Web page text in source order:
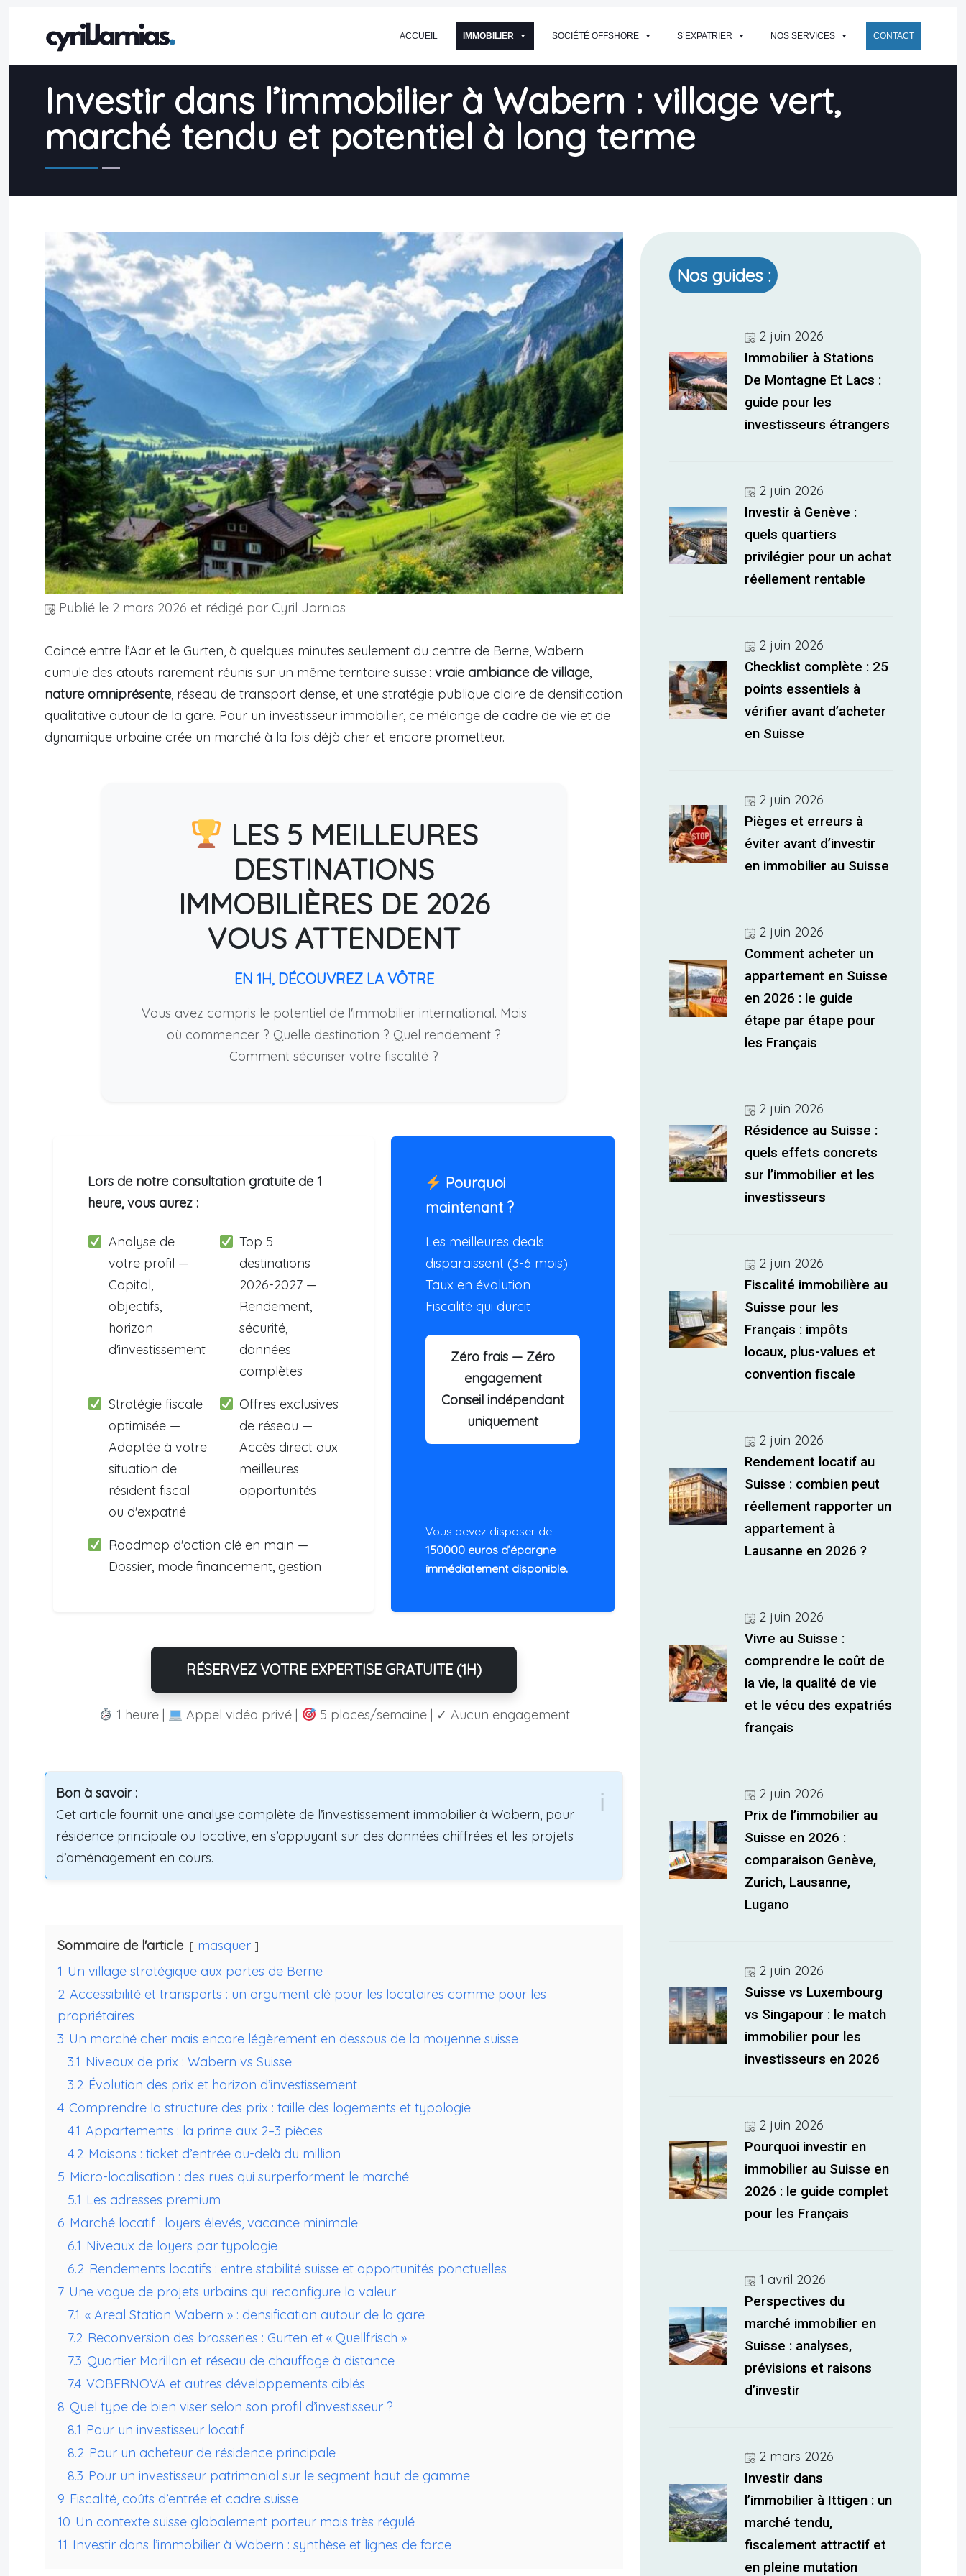
ACCUEIL IMMOBILIER SOCIÉTÉ OFFSHORE S’EXPATRIER NOS SERVICES CONTACT
Investir dans l’immobilier à Wabern : village vert,
marché tendu et potentiel à long terme
Publié le 2 mars 2026 et rédigé par Cyril Jarnias
Coincé entre l’Aar et le Gurten, à quelques minutes seulement du centre de Berne, Wabern
cumule des atouts rarement réunis sur un même territoire suisse : vraie ambiance de village,
nature omniprésente, réseau de transport dense, et une stratégie publique claire de densification
qualitative autour de la gare. Pour un investisseur immobilier, ce mélange de cadre de vie et de
dynamique urbaine crée un marché à la fois déjà cher et encore prometteur.
LES 5 MEILLEURES
DESTINATIONS
IMMOBILIÈRES DE 2026
VOUS ATTENDENT
EN 1H, DÉCOUVREZ LA VÔTRE
Vous avez compris le potentiel de l'immobilier international. Mais
où commencer ? Quelle destination ? Quel rendement ?
Comment sécuriser votre fiscalité ?
Lors de notre consultation gratuite de 1
heure, vous aurez :
Analyse de
votre profil —
Capital,
objectifs,
horizon
d'investissement
Top 5
destinations
2026-2027 —
Rendement,
sécurité,
données
complètes
Stratégie fiscale
optimisée —
Adaptée à votre
situation de
résident fiscal
ou d'expatrié
Offres exclusives
de réseau —
Accès direct aux
meilleures
opportunités
Roadmap d'action clé en main —
Dossier, mode financement, gestion
Pourquoi
maintenant ?
Les meilleures deals
disparaissent (3-6 mois)
Taux en évolution
Fiscalité qui durcit
Zéro frais — Zéro
engagement
Conseil indépendant
uniquement
Vous devez disposer de
150000 euros d’épargne
immédiatement disponible.
RÉSERVEZ VOTRE EXPERTISE GRATUITE (1H)
1 heure | Appel vidéo privé | 5 places/semaine | ✓ Aucun engagement
Bon à savoir :
Cet article fournit une analyse complète de l’investissement immobilier à Wabern, pour
résidence principale ou locative, en s’appuyant sur des données chiffrées et les projets
d’aménagement en cours.
Sommaire de l'article
masquer
1 Un village stratégique aux portes de Berne
2 Accessibilité et transports : un argument clé pour les locataires comme pour les
propriétaires
3 Un marché cher mais encore légèrement en dessous de la moyenne suisse
3.1 Niveaux de prix : Wabern vs Suisse
3.2 Évolution des prix et horizon d’investissement
4 Comprendre la structure des prix : taille des logements et typologie
4.1 Appartements : la prime aux 2–3 pièces
4.2 Maisons : ticket d’entrée au-delà du million
5 Micro-localisation : des rues qui surperforment le marché
5.1 Les adresses premium
6 Marché locatif : loyers élevés, vacance minimale
6.1 Niveaux de loyers par typologie
6.2 Rendements locatifs : entre stabilité suisse et opportunités ponctuelles
7 Une vague de projets urbains qui reconfigure la valeur
7.1 « Areal Station Wabern » : densification autour de la gare
7.2 Reconversion des brasseries : Gurten et « Quellfrisch »
7.3 Quartier Morillon et réseau de chauffage à distance
7.4 VOBERNOVA et autres développements ciblés
8 Quel type de bien viser selon son profil d’investisseur ?
8.1 Pour un investisseur locatif
8.2 Pour un acheteur de résidence principale
8.3 Pour un investisseur patrimonial sur le segment haut de gamme
9 Fiscalité, coûts d’entrée et cadre suisse
10 Un contexte suisse globalement porteur mais très régulé
11 Investir dans l’immobilier à Wabern : synthèse et lignes de force
Nos guides :
2 juin 2026
Immobilier à Stations
De Montagne Et Lacs :
guide pour les
investisseurs étrangers
2 juin 2026
Investir à Genève :
quels quartiers
privilégier pour un achat
réellement rentable
2 juin 2026
Checklist complète : 25
points essentiels à
vérifier avant d’acheter
en Suisse
2 juin 2026
Pièges et erreurs à
éviter avant d’investir
en immobilier au Suisse
2 juin 2026
Comment acheter un
appartement en Suisse
en 2026 : le guide
étape par étape pour
les Français
2 juin 2026
Résidence au Suisse :
quels effets concrets
sur l’immobilier et les
investisseurs
2 juin 2026
Fiscalité immobilière au
Suisse pour les
Français : impôts
locaux, plus-values et
convention fiscale
2 juin 2026
Rendement locatif au
Suisse : combien peut
réellement rapporter un
appartement à
Lausanne en 2026 ?
2 juin 2026
Vivre au Suisse :
comprendre le coût de
la vie, la qualité de vie
et le vécu des expatriés
français
2 juin 2026
Prix de l’immobilier au
Suisse en 2026 :
comparaison Genève,
Zurich, Lausanne,
Lugano
2 juin 2026
Suisse vs Luxembourg
vs Singapour : le match
immobilier pour les
investisseurs en 2026
2 juin 2026
Pourquoi investir en
immobilier au Suisse en
2026 : le guide complet
pour les Français
1 avril 2026
Perspectives du
marché immobilier en
Suisse : analyses,
prévisions et raisons
d’investir
2 mars 2026
Investir dans
l’immobilier à Ittigen : un
marché tendu,
fiscalement attractif et
en pleine mutation